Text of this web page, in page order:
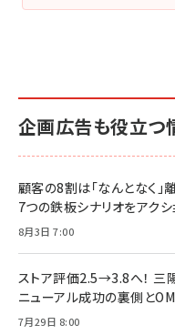
企画広告も役立つ
顧客の8割は「なんとなく」
7つの鉄板シナリオをアク
8月3日 7:00
ストア評価2.5→3.8へ！ 三陽
ニューアル成功の裏側と
7月29日 8:00